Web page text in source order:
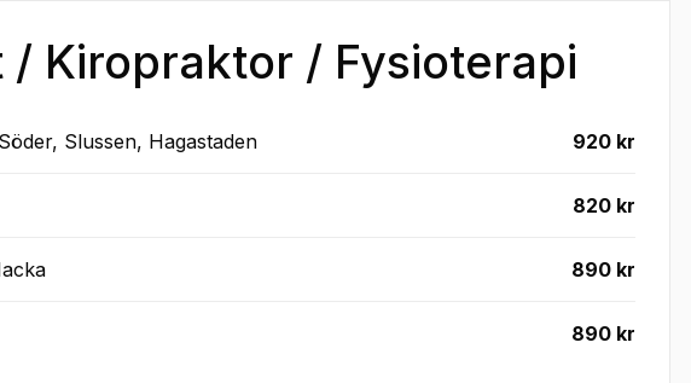
/ Kiropraktor / Fysioterapi
Slussen, Hagastaden 920 kr
820 kr
890 kr
890 kr